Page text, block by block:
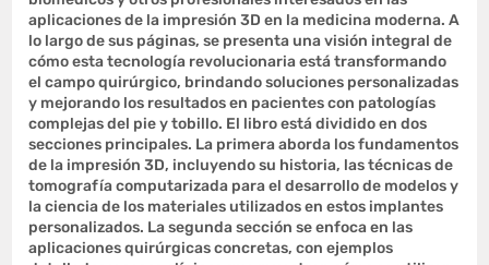
aplicaciones de la impresión 3D en la medicina moderna. A
lo largo de sus páginas, se presenta una visión integral de
cómo esta tecnología revolucionaria está transformando
el campo quirúrgico, brindando soluciones personalizadas
y mejorando los resultados en pacientes con patologías
complejas del pie y tobillo. El libro está dividido en dos
secciones principales. La primera aborda los fundamentos
de la impresión 3D, incluyendo su historia, las técnicas de
tomografía computarizada para el desarrollo de modelos y
la ciencia de los materiales utilizados en estos implantes
personalizados. La segunda sección se enfoca en las
aplicaciones quirúrgicas concretas, con ejemplos